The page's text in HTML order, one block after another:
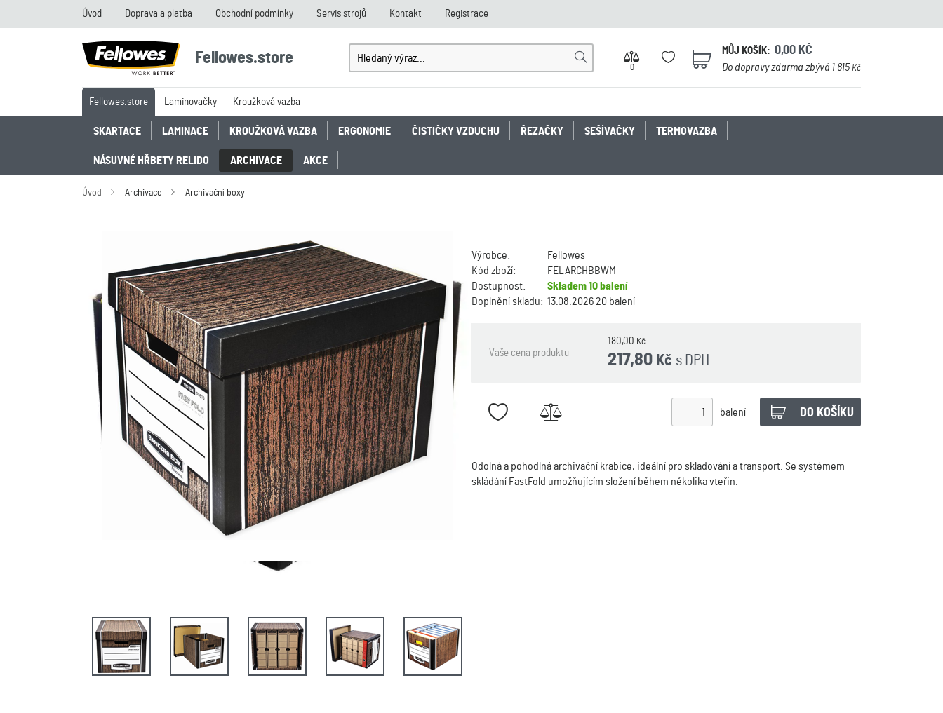
Úvod Doprava a platba Obchodní podmínky Servis strojů Kontakt Registrace
Fellowes.store
0
0
MŮJ KOŠÍK: 0,00 KČ
Do dopravy zdarma zbývá 1 815Kč
Fellowes.store Laminovačky Kroužková vazba
SKARTACE LAMINACE KROUŽKOVÁ VAZBA ERGONOMIE ČISTIČKY VZDUCHU ŘEZAČKY SEŠÍVAČKY TERMOVAZBA
NÁSUVNÉ HŘBETY RELIDO ARCHIVACE AKCE
Úvod Archivace Archivační boxy
Výrobce:
Fellowes
Kód zboží:
FELARCHBBWM
Dostupnost:
Skladem10 balení
Doplnění skladu: 13.08.2026 20 balení
Vaše cena produktu
180,00 Kč
s DPH
217,80 Kč
balení
Odolná a pohodlná archivační krabice, ideální pro skladování a transport. Se systémem
skládání FastFold umožňujícím složení během několika vteřin.